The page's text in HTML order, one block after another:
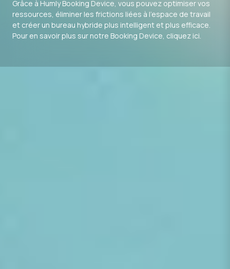
Grâce à Humly Booking Device, vous pouvez optimiser vos
ressources, éliminer les frictions liées à l'espace de travail
et créer un bureau hybride plus intelligent et plus efficace.
Pour en savoir plus sur notre Booking Device, cliquez ici.